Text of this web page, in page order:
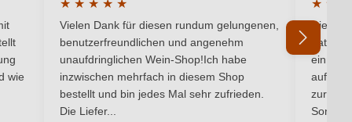
Käse, Rotes Fleisch, Wild
Frühburgunder
0,6 g/L
Ich habe mein Passwort vergessen
von 5 Sternen
wie
★ ★ ★ ★ ★
Durchschnittliche Bewertung von 5 von 5 Sternen
Vielen Dank für diesen rundum gelungenen,
benutzerfreundlichen und angenehm
unaufdringlichen Wein-Shop!Ich habe
inzwischen mehrfach in diesem Shop
bestellt und bin jedes Mal sehr zufrieden.
Die Liefer...
★ ★
Die
hat
einmal
auf
zurück
Son...